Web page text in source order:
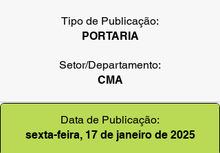
Tipo de Publicação:
PORTARIA
Setor/Departamento:
CMA
Data de Publicação:
sexta-feira, 17 de janeiro de 2025